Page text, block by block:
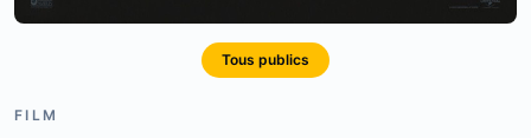
Tous publics
FILM